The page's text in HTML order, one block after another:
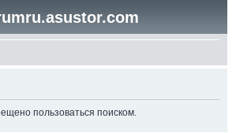
пользоваться поиском.